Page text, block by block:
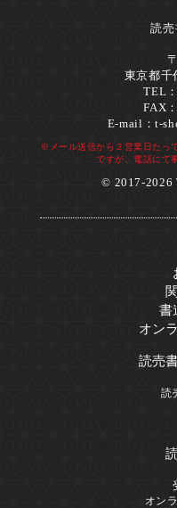
読売
東京都千
TEL
FAX
E-mail：t-
※メール送信から２営業日たっ
ですが、電話にて
© 2017-2026
書
オン
読売
読
オン